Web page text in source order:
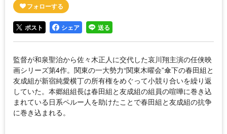
ポスト シェア 送る
監督が和泉聖治から佐々木正人に交代した哀川翔主演の任侠映
画シリーズ第4作。関東の一大勢力“関東木曜会”傘下の春田組と
友成組が新宿純愛横丁の所有権をめぐって小競り合いを繰り返
していた。本郷組組長は春田組と友成組の組員の喧嘩に巻き込
まれている日系ペルー人を助けたことで春田組と友成組の抗争
に巻き込まれる。